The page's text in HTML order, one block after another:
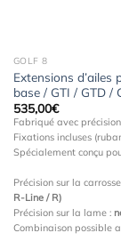
GOLF 8
Extensions
base / GTI / GTD /
535,00€
Fabriqué avec
Fixations incluses
Spécialement conçu
Précision sur la
R-Line / R)
Précision sur la lame :
Combinaison possible